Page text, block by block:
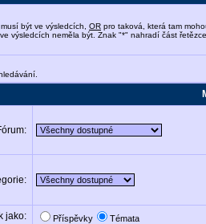
být ve výsledcích, OR pro taková, která tam
výsledcích neměla být. Znak "*" nahradí část
jako: Příspěvky Témata